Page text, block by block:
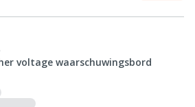
voltage waarschuwingsbord